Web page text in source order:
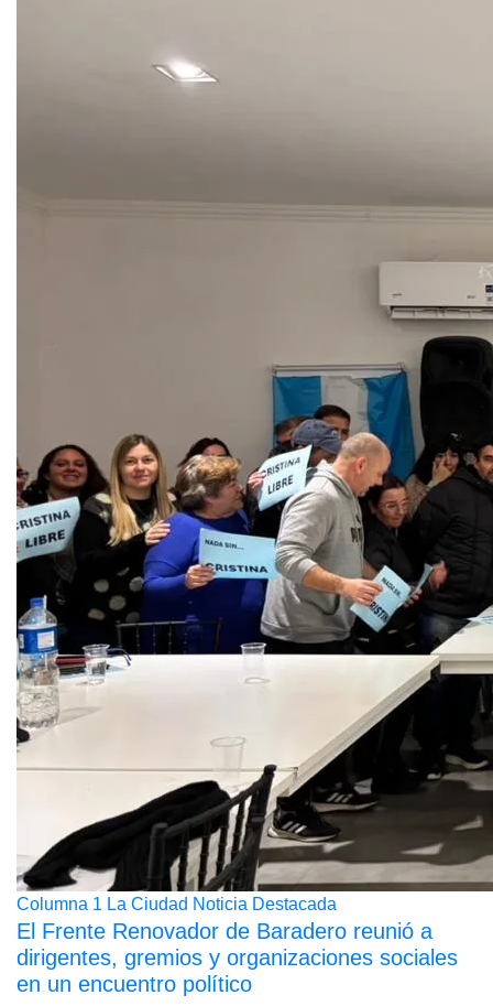
Columna 1 La Ciudad Noticia Destacada
El Frente Renovador de Baradero reunió a
dirigentes, gremios y organizaciones sociales
en un encuentro político